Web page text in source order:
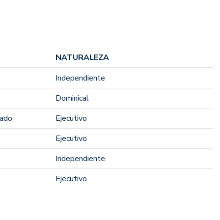
NATURALEZA
Independiente
Dominical
Ejecutivo
Ejecutivo
Independiente
Ejecutivo